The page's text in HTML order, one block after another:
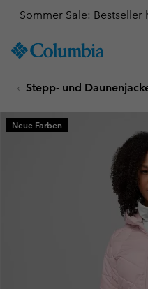
TO
SKIP
MAIN
NAV
Sommer Sale: Bestseller
Stepp- und
Neue Farben